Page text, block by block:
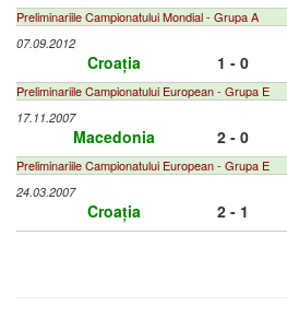
Preliminariile Campionatului Mondial - Grupa A
07.09.2012
Croația 1 - 0
Preliminariile Campionatului European - Grupa E
17.11.2007
Macedonia 2 - 0
Preliminariile Campionatului European - Grupa E
24.03.2007
Croația 2 - 1